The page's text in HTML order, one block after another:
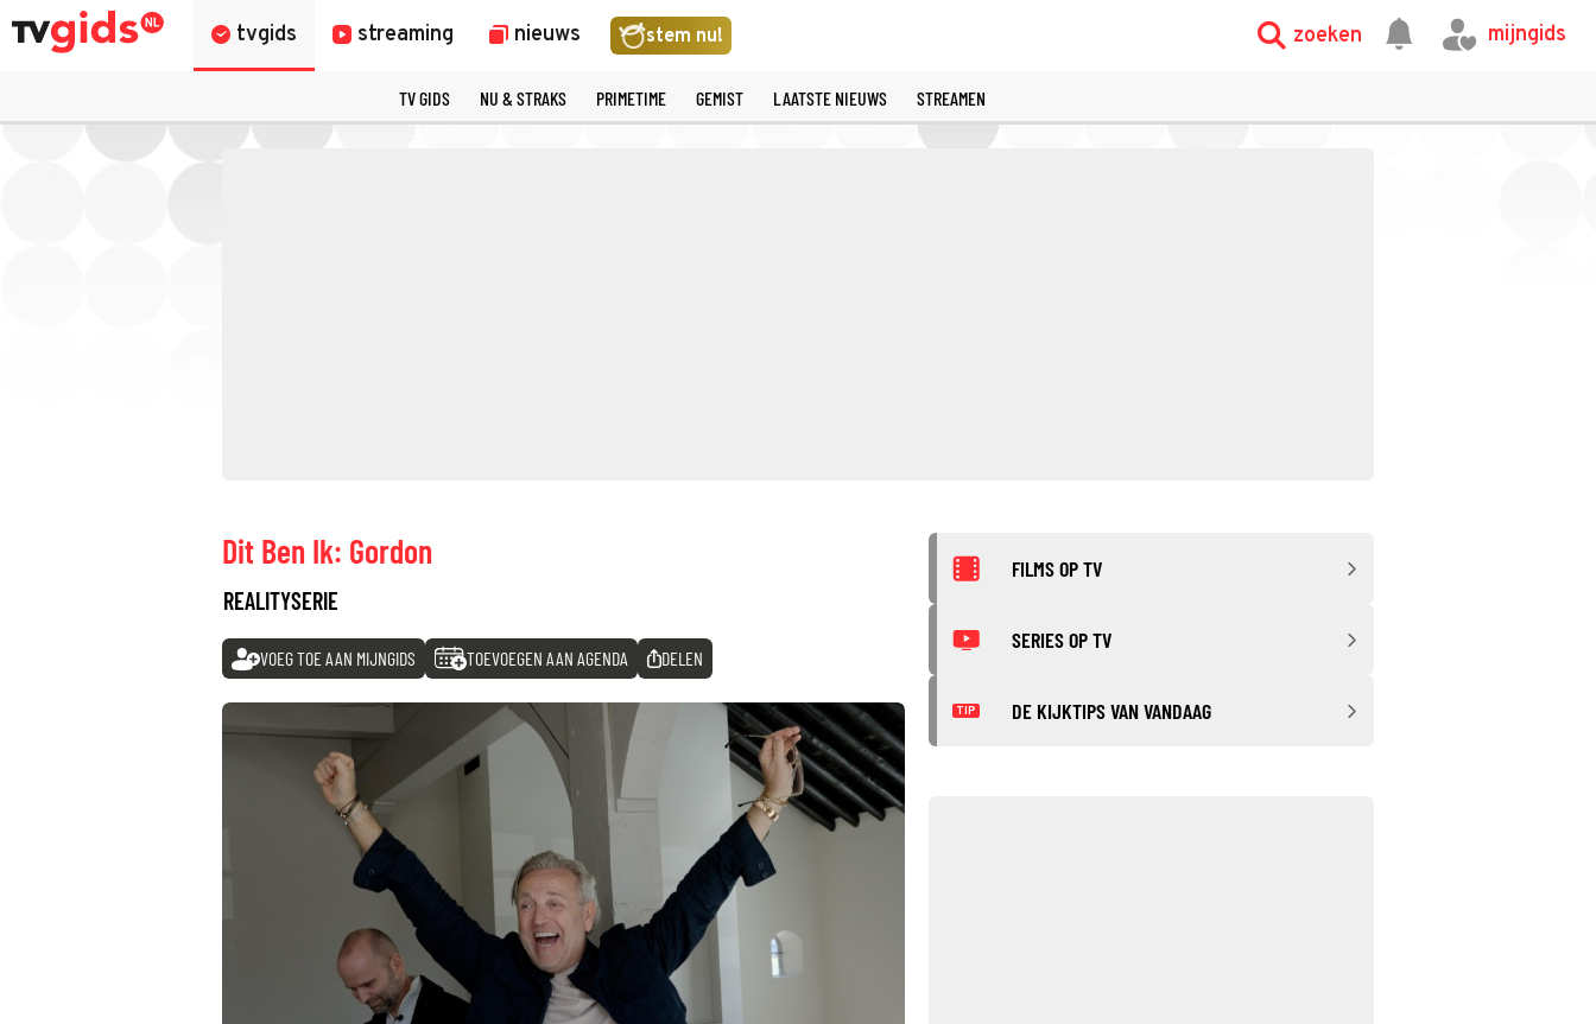
tvgids streaming nieuws stem nu! zoeken mijngids
TV GIDS NU & STRAKS PRIMETIME GEMIST LAATSTE NIEUWS STREAMEN
Dit Ben Ik: Gordon
REALITYSERIE
VOEG TOE AAN MIJNGIDS TOEVOEGEN AAN AGENDA DELEN
FILMS OP TV
SERIES OP TV
TIP DE KIJKTIPS VAN VANDAAG